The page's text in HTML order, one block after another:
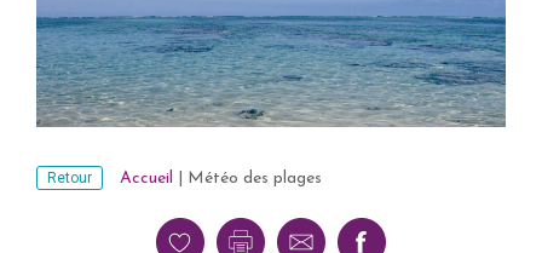
Retour Accueil Météo des plages